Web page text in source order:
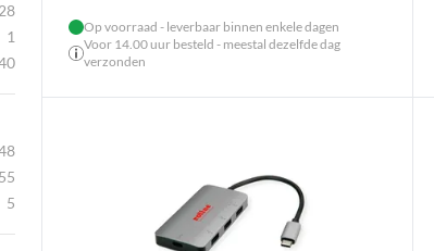
28
1
55
5
Op voorraad - leverbaar binnen enkele dagen
Voor 14.00 uur besteld - meestal dezelfde dag
verzonden